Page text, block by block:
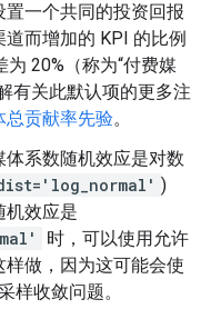
一个共同的投资回报
而增加的 KPI 的比例
20%（称为“付费媒
有关此默认项的更多注
总贡献率先验。
系数随机效应是对数
)
机效应是
时，可以使用允许
做，因为这可能会使
样收敛问题。